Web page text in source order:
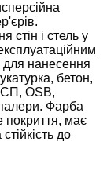
стін і стель у
нанесення
бетон,
OSB,
Фарба
покриття, має
до